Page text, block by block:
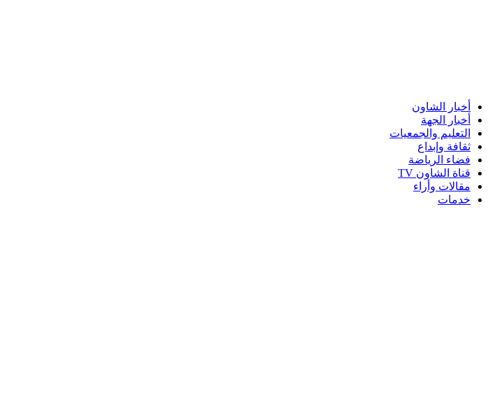
أخبار الشاون
أخبار الجهة
التعليم والجمعيات
ثقافة وإبداع
فضاء الرياضة
قناة الشاون TV
مقالات وأراء
خدمات